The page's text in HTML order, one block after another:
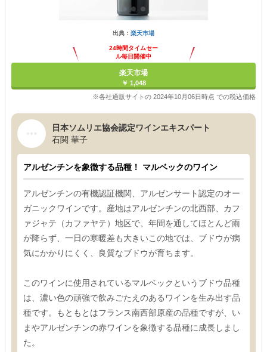
出典： 楽天市場
24時間タイムセー
ル毎日開催中
楽天市場
￥ 1,048
※各社通販サイトの 2024年10月06日時点 での税込価格
日本ソムリエ協会認定ワインエキスパート
石関 華子
アルゼンチンを象徴する品種！ マルベックのワイン
アルゼンチンの有機認証機関、アルゼンサート認定のオー
ガニックワインです。産地はアルゼンチンの北西部、カフ
ァジャテ（カファヤテ）地区で、年間を通してほとんど雨
が降らず、一日の寒暖差も大きいこの地では、ブドウが病
気にかかりにくく、良質なブドウが育ちます。
このワインに使用されているマルベックというブドウ品種
は、濃い色の頑強で飲みごたえのあるワインを生み出す品
種です。もともとはフランス南西部原産の品種ですが、い
まやアルゼンチンの赤ワインを象徴する品種に成長しまし
た。